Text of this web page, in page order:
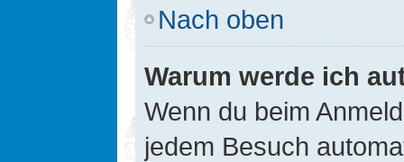
Nach oben
Warum werde ich
Wenn du beim
jedem Besuch